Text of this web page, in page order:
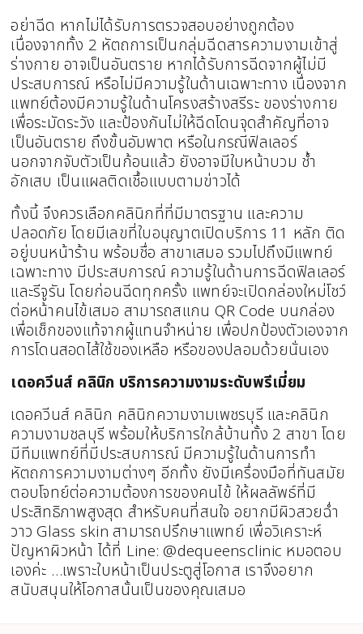
อย่าฉีด หากไม่ได้รับการตรวจสอบอย่างถูกต้อง
เนื่องจากทั้ง 2 หัตถการเป็นกลุ่มฉีดสารความงามเข้าสู่
ร่างกาย อาจเป็นอันตราย หากได้รับการฉีดจากผู้ไม่มี
ประสบการณ์ หรือไม่มีความรู้ในด้านเฉพาะทาง เนื่องจาก
แพทย์ต้องมีความรู้ในด้านโครงสร้างสรีระ ของร่างกาย
เพื่อระมัดระวัง และป้องกันไม่ให้ฉีดโดนจุดสำคัญที่อาจ
เป็นอันตราย ถึงขั้นอัมพาต หรือในกรณีฟิลเลอร์
นอกจากจับตัวเป็นก้อนแล้ว ยังอาจมีใบหน้าบวม ช้ำ
อักเสบ เป็นแผลติดเชื้อแบบตามข่าวได้
ทั้งนี้ จึงควรเลือกคลินิกที่ที่มีมาตรฐาน และความ
ปลอดภัย โดยมีเลขที่ใบอนุญาตเปิดบริการ 11 หลัก ติด
อยู่บนหน้าร้าน พร้อมชื่อ สาขาเสมอ รวมไปถึงมีแพทย์
เฉพาะทาง มีประสบการณ์ ความรู้ในด้านการฉีดฟิลเลอร์
และรีจูรัน โดยก่อนฉีดทุกครั้ง แพทย์จะเปิดกล่องใหม่โชว์
ต่อหน้าคนไข้เสมอ สามารถสแกน QR Code บนกล่อง
เพื่อเช็กของแท้จากผู้แทนจำหน่าย เพื่อปกป้องตัวเองจาก
การโดนสอดไส้ใช้ของเหลือ หรือของปลอมด้วยนั่นเอง
เดอควีนส์ คลินิก บริการความงามระดับพรีเมี่ยม
เดอควีนส์ คลินิก คลินิกความงามเพชรบุรี และคลินิก
ความงามชลบุรี พร้อมให้บริการใกล้บ้านทั้ง 2 สาขา โดย
มีทีมแพทย์ที่มีประสบการณ์ มีความรู้ในด้านการทำ
หัตถการความงามต่างๆ อีกทั้ง ยังมีเครื่องมือที่ทันสมัย
ตอบโจทย์ต่อความต้องการของคนไข้ ให้ผลลัพธ์ที่มี
ประสิทธิภาพสูงสุด สำหรับคนที่สนใจ อยากมีผิวสวยฉ่ำ
วาว Glass skin สามารถปรึกษาแพทย์ เพื่อวิเคราะห์
ปัญหาผิวหน้า ได้ที่ Line: @dequeensclinic หมอตอบ
เองค่ะ …เพราะใบหน้าเป็นประตูสู่โอกาส เราจึงอยาก
สนับสนุนให้โอกาสนั้นเป็นของคุณเสมอ